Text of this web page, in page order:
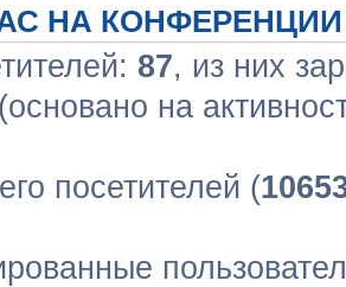
НА КОНФЕРЕНЦИИ
87, из них
на
посетителей (